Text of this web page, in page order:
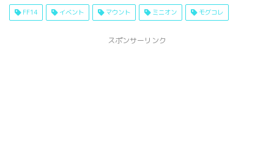
FF14 イベント マウント ミニオン モグコレ
スポンサーリンク